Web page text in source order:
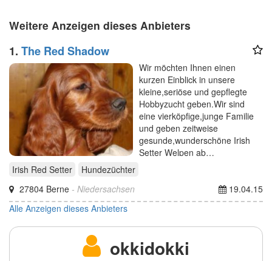
Weitere Anzeigen dieses Anbieters
1. The Red Shadow
Wir möchten Ihnen einen
kurzen Einblick in unsere
kleine,seriöse und gepflegte
Hobbyzucht geben.Wir sind
eine vierköpfige,junge Familie
und geben zeitweise
gesunde,wunderschöne Irish
Setter Welpen ab…
Irish Red Setter
Hundezüchter
27804 Berne - Niedersachsen
19.04.15
Alle Anzeigen dieses Anbieters
okkidokki